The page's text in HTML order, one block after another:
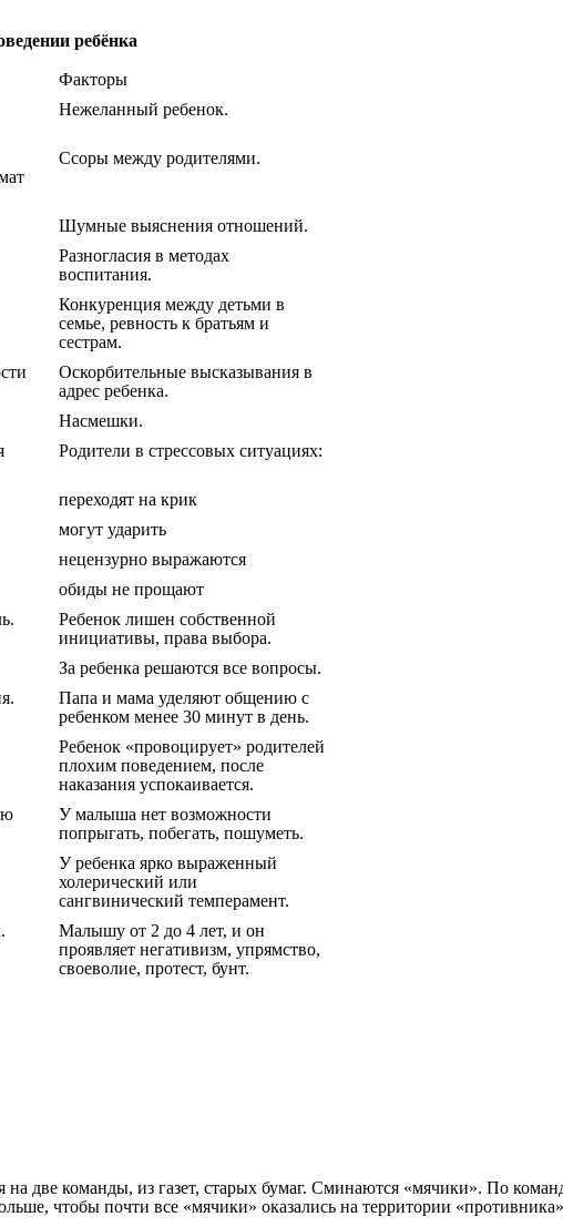
ребёнка
Факторы
Нежеланный ребенок.
Ссоры между родителями.
Шумные выяснения отношений.
Разногласия в методах
воспитания.
Конкуренция между детьми в
семье, ревность к братьям и
сестрам.
Оскорбительные высказывания в
адрес ребенка.
Насмешки.
Родители в стрессовых ситуациях:
переходят на крик
могут ударить
нецензурно выражаются
обиды не прощают
Ребенок лишен собственной
инициативы, права выбора.
За ребенка решаются все вопросы.
Папа и мама уделяют общению с
ребенком менее 30 минут в день.
Ребенок «провоцирует» родителей
плохим поведением, после
наказания успокаивается.
У малыша нет возможности
попрыгать, побегать, пошуметь.
У ребенка ярко выраженный
холерический или
сангвинический темперамент.
Малышу от 2 до 4 лет, и он
проявляет негативизм, упрямство,
своеволие, протест, бунт.
на две команды, из газет, старых бумаг. Сминаются «мячики». По
чтобы почти все «мячики» оказались на территории